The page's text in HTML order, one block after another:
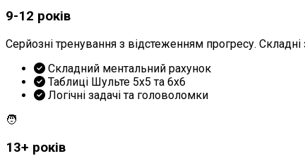
9-12 років
Серйозні тренування з відстеженням прогресу.
Складний ментальний рахунок
Таблиці Шульте 5x5 та 6x6
Логічні задачі та головоломки
🧑
13+ років